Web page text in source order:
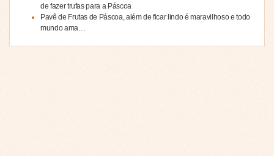
de fazer trufas para a Páscoa
Pavê de Frutas de Páscoa, além de ficar lindo é maravilhoso e todo
mundo ama…